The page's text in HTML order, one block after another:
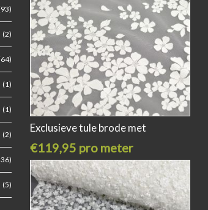
(2)
(1)
(1)
(2)
(5)
Exclusieve tule brode met
€119,95 pro meter